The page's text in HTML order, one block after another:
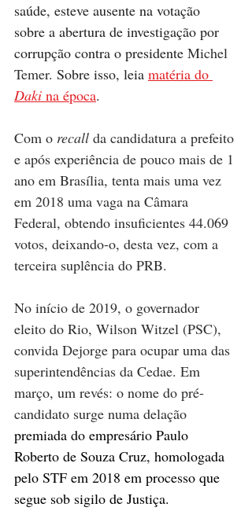
saúde, esteve ausente na votação
sobre a abertura de investigação por
corrupção contra o presidente Michel
Temer. Sobre isso, leia matéria do
Daki na época.
Com o recall da candidatura a prefeito
e após experiência de pouco mais de 1
ano em Brasília, tenta mais uma vez
em 2018 uma vaga na Câmara
Federal, obtendo insuficientes 44.069
votos, deixando-o, desta vez, com a
terceira suplência do PRB.
No início de 2019, o governador
eleito do Rio, Wilson Witzel (PSC),
convida Dejorge para ocupar uma das
superintendências da Cedae. Em
março, um revés: o nome do pré-
candidato surge numa delação
premiada do empresário Paulo
Roberto de Souza Cruz, homologada
pelo STF em 2018 em processo que
segue sob sigilo de Justiça.